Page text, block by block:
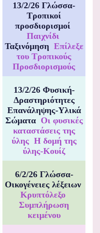
13/2/26 Γλώσσα-
Τροπικοί
προσδιορισμοί
Παιχνίδι
Ταξινόμηση Επίλεξε
του Τροπικούς
Προσδιορισμούς
13/2/26 Φυσική-
Δραστηριότητες
Επανάληψης-Υλικά
Σώματα Οι φυσικές
καταστάσεις της
ύλης Η δομή της
ύλης-Κουίζ
6/2/26 Γλώσσα-
Οικογένειες λέξειων
Κρυπτόλεξο
Συμπλήρωση
κειμένου